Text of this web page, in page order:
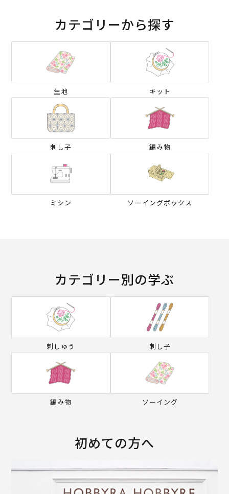
カテゴリーから探す
生地 キット
刺し子 編み物
ミシン ソーイングボックス
カテゴリー別の学ぶ
刺しゅう 刺し子
編み物 ソーイング
初めての方へ